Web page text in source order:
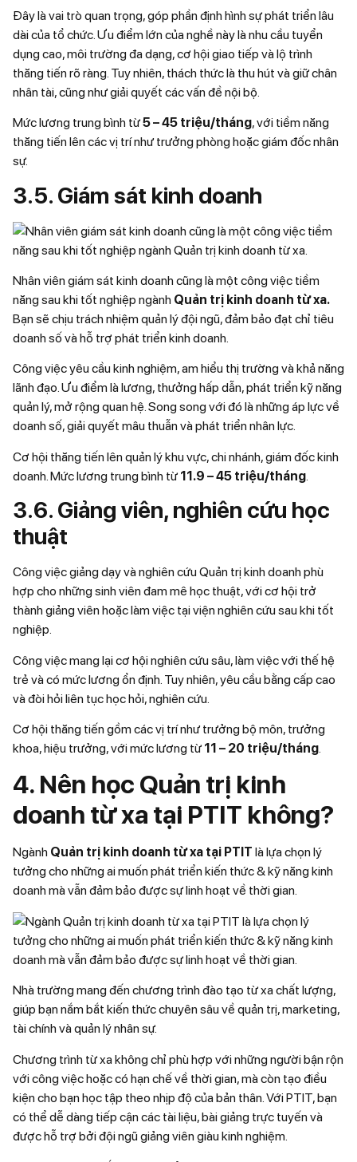
Đây là vai trò quan trọng, góp phần định hình sự phát triển lâu
dài của tổ chức. Ưu điểm lớn của nghề này là nhu cầu tuyển
dụng cao, môi trường đa dạng, cơ hội giao tiếp và lộ trình
thăng tiến rõ ràng. Tuy nhiên, thách thức là thu hút và giữ chân
nhân tài, cũng như giải quyết các vấn đề nội bộ.
Mức lương trung bình từ5 – 45 triệu/tháng, với tiềm năng
thăng tiến lên các vị trí như trưởng phòng hoặc giám đốc nhân
sự.
3.5. Giám sát kinh doanh
Nhân viên giám sát kinh doanh cũng là một công việc tiềm
năng sau khi tốt nghiệp ngành Quản trị kinh doanh từ xa.
Bạn sẽ chịu trách nhiệm quản lý đội ngũ, đảm bảo đạt chỉ tiêu
doanh số và hỗ trợ phát triển kinh doanh.
Công việc yêu cầu kinh nghiệm, am hiểu thị trường và khả năng
lãnh đạo. Ưu điểm là lương, thưởng hấp dẫn, phát triển kỹ năng
quản lý, mở rộng quan hệ. Song song với đó là những áp lực về
doanh số, giải quyết mâu thuẫn và phát triển nhân lực.
Cơ hội thăng tiến lên quản lý khu vực, chi nhánh, giám đốc kinh
doanh. Mức lương trung bình từ 11.9 – 45 triệu/tháng
3.6. Giảng viên, nghiên cứu học
thuật
Công việc giảng dạy và nghiên cứu Quản trị kinh doanh phù
hợp cho những sinh viên đam mê học thuật, với cơ hội trở
thành giảng viên hoặc làm việc tại viện nghiên cứu sau khi tốt
nghiệp.
Công việc mang lại cơ hội nghiên cứu sâu, làm việc với thế hệ
trẻ và có mức lương ổn định. Tuy nhiên, yêu cầu bằng cấp cao
và đòi hỏi liên tục học hỏi, nghiên cứu.
Cơ hội thăng tiến gồm các vị trí như trưởng bộ môn, trưởng
khoa, hiệu trưởng, với mức lương từ 11 – 20 triệu/tháng.
4. Nên học Quản trị kinh
doanh từ xa tại PTIT không?
Ngành Quản trị kinh doanh từ xa tại PTIT là lựa chọn lý
tưởng cho những ai muốn phát triển kiến thức & kỹ năng kinh
doanh mà vẫn đảm bảo được sự linh hoạt về thời gian.
Nhà trường mang đến chương trình đào tạo từ xa chất lượng,
giúp bạn nắm bắt kiến thức chuyên sâu về quản trị, marketing,
tài chính và quản lý nhân sự.
Chương trình từ xa không chỉ phù hợp với những người bận rộn
với công việc hoặc có hạn chế về thời gian, mà còn tạo điều
kiện cho bạn học tập theo nhịp độ của bản thân. Với PTIT, bạn
có thể dễ dàng tiếp cận các tài liệu, bài giảng trực tuyến và
được hỗ trợ bởi đội ngũ giảng viên giàu kinh nghiệm.